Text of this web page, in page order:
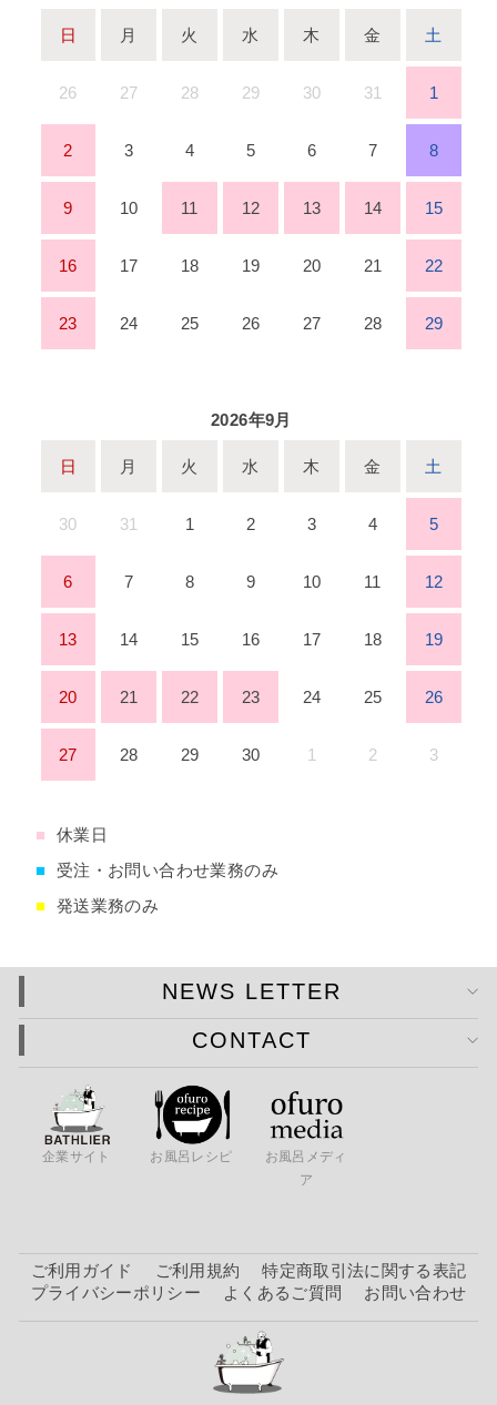
日 月 火 水 木 金 土
26 27 28 29 30 31 1
2 3 4 5 6 7 8
9 10 11 12 13 14 15
16 17 18 19 20 21 22
23 24 25 26 27 28 29
2026年9月
日 月 火 水 木 金 土
30 31 1 2 3 4 5
6 7 8 9 10 11 12
13 14 15 16 17 18 19
20 21 22 23 24 25 26
27 28 29 30 1 2 3
■
休業日
■
受注・お問い合わせ業務のみ
■ 発送業務のみ
NEWS LETTER
CONTACT
企業サイト お風呂レシピ
お風呂メディ
ア
ご利用ガイド ご利用規約
特定商取引法に関する表記
プライバシーポリシー
よくあるご質問 お問い合わせ